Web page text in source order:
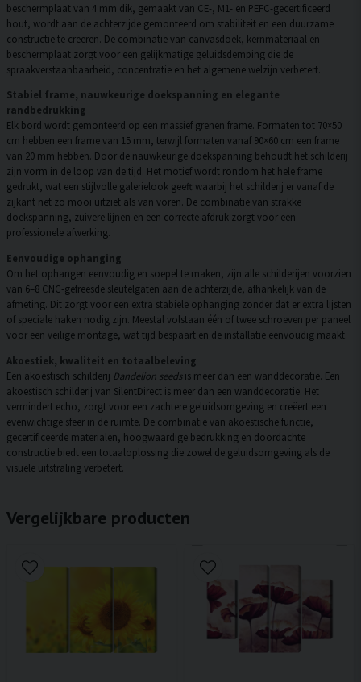
beschermplaat van 4 mm dik, gemaakt van CE-, M1- en PEFC-gecertificeerd
hout, wordt aan de achterzijde gemonteerd om stabiliteit en een duurzame
constructie te creëren. De combinatie van canvasdoek, kernmateriaal en
beschermplaat zorgt voor een gelijkmatige geluidsdemping die de
spraakverstaanbaarheid, concentratie en het algemene welzijn verbetert.
Stabiel frame, nauwkeurige doekspanning en elegante
randbedrukking
Elk bord wordt gemonteerd op een massief grenen frame. Formaten tot 70×50
cm hebben een frame van 15 mm, terwijl formaten vanaf 90×60 cm een frame
van 20 mm hebben. Door de nauwkeurige doekspanning behoudt het schilderij
zijn vorm in de loop van de tijd. Het motief wordt rondom het hele frame
gedrukt, wat een stijlvolle galerielook geeft waarbij het schilderij er vanaf de
zijkant net zo mooi uitziet als van voren. De combinatie van strakke
doekspanning, zuivere lijnen en een correcte afdruk zorgt voor een
professionele afwerking.
Eenvoudige ophanging
Om het ophangen eenvoudig en soepel te maken, zijn alle schilderijen voorzien
van 6–8 CNC-gefreesde sleutelgaten aan de achterzijde, afhankelijk van de
afmeting. Dit zorgt voor een extra stabiele ophanging zonder dat er extra lijsten
of speciale haken nodig zijn. Meestal volstaan één of twee schroeven per paneel
voor een veilige montage, wat tijd bespaart en de installatie eenvoudig maakt.
Akoestiek, kwaliteit en totaalbeleving
Een akoestisch schilderij Dandelion seedsis meer dan een wanddecoratie. Een
akoestisch schilderij van SilentDirect is meer dan een wanddecoratie. Het
vermindert echo, zorgt voor een zachtere geluidsomgeving en creëert een
evenwichtige sfeer in de ruimte. De combinatie van akoestische functie,
gecertificeerde materialen, hoogwaardige bedrukking en doordachte
constructie biedt een totaaloplossing die zowel de geluidsomgeving als de
visuele uitstraling verbetert.
Vergelijkbare producten